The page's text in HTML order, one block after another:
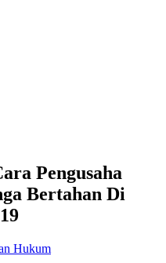
Pengusaha
Bertahan Di
Hukum